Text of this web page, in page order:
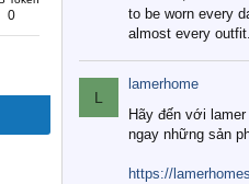
0
to be worn every
almost every outfit.
L
lamerhome
Hãy đến với
ngay những sản
https://